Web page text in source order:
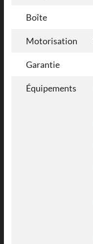
Boîte
Motorisation
Garantie
Équipements